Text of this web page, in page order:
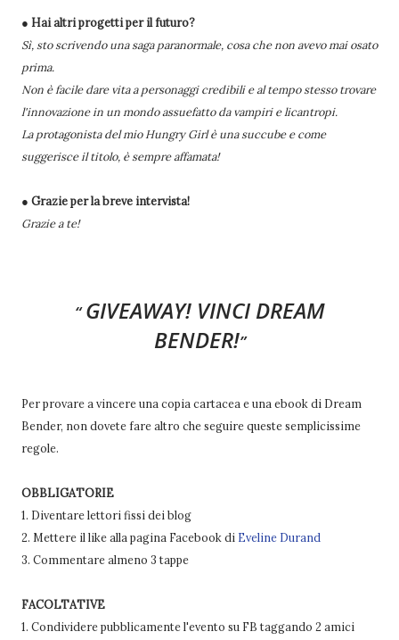
● Hai altri progetti per il futuro?
Sì, sto scrivendo una saga paranormale, cosa che non avevo mai osato
prima.
Non è facile dare vita a personaggi credibili e al tempo stesso trovare
l'innovazione in un mondo assuefatto da vampiri e licantropi.
La protagonista del mio Hungry Girl è una succube e come
suggerisce il titolo, è sempre affamata!
● Grazie per la breve intervista!
Grazie a te!
GIVEAWAY! VINCI DREAM
BENDER!
Per provare a vincere una copia cartacea e una ebook di Dream
Bender, non dovete fare altro che seguire queste semplicissime
regole.
OBBLIGATORIE
1. Diventare lettori fissi dei blog
2. Mettere il like alla pagina Facebook di Eveline Durand
3. Commentare almeno 3 tappe
FACOLTATIVE
1. Condividere pubblicamente l'evento su FB taggando 2 amici